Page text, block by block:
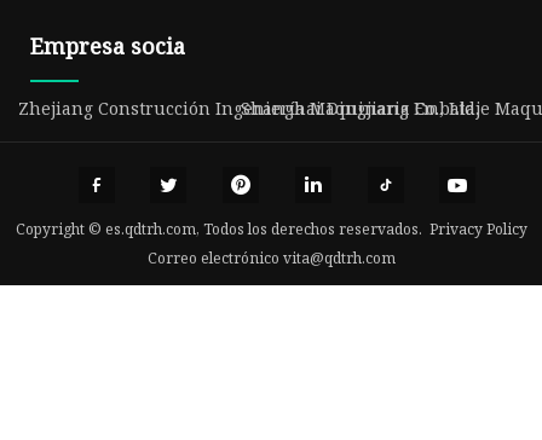
Empresa socia
Zhejiang Construcción Ingeniería Maquinaria Co., Ltd.
Shanghai Dingjiang Embalaje
Copyright © es.qdtrh.com, Todos los derechos reservados. Privacy Policy
Correo electrónico vita@qdtrh.com